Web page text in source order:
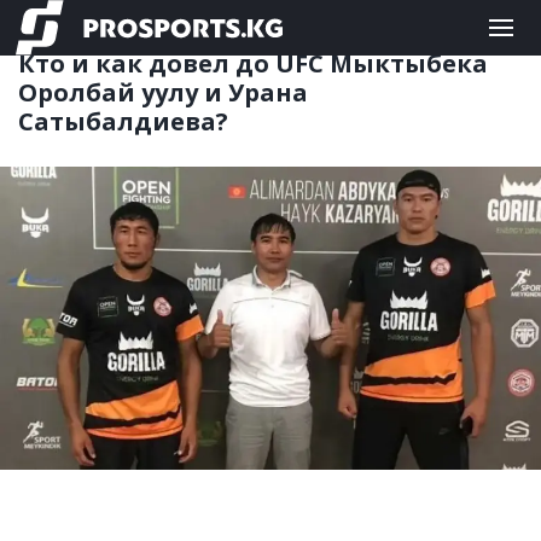
ЕДИНОБОРСТВА 19.01.2026 08:48
Кто и как довел до UFC Мыктыбека
Оролбай уулу и Урана
Сатыбалдиева?